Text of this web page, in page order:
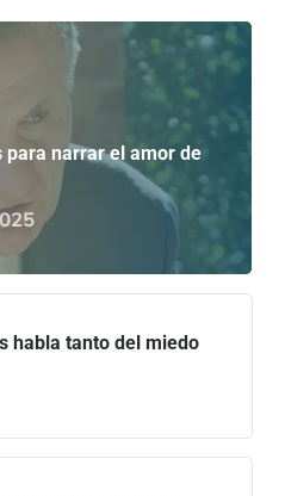
para narrar el amor de
habla tanto del miedo